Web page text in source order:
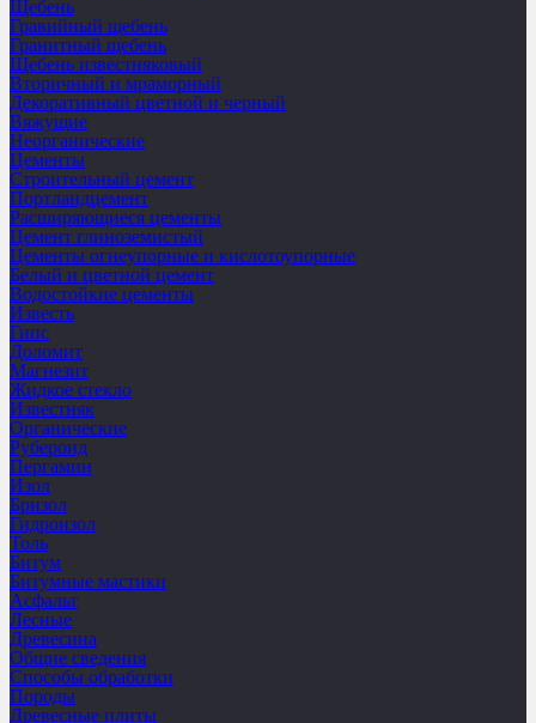
Щебень
Гравийный щебень
Гранитный щебень
Щебень известняковый
Вторичный и мраморный
Декоративный цветной и черный
Вяжущие
Неорганические
Цементы
Строительный цемент
Портландцемент
Расширяющиеся цементы
Цемент глиноземистый
Цементы огнеупорные и кислотоупорные
Белый и цветной цемент
Водостойкие цементы
Известь
Гипс
Доломит
Магнезит
Жидкое стекло
Известняк
Органические
Рубероид
Пергамин
Изол
Бризол
Гидроизол
Толь
Битум
Битумные мастики
Асфальт
Лесные
Древесина
Общие сведения
Способы обработки
Породы
Древесные плиты